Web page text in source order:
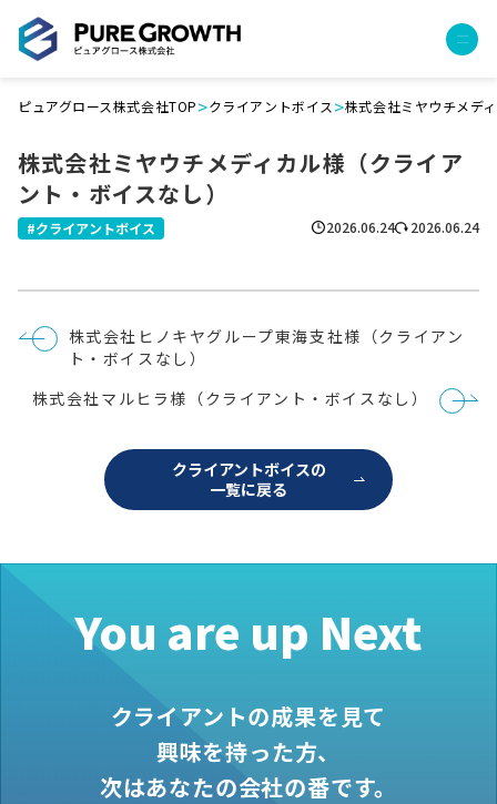
経営コンサルティング
PGハウス（住宅フランチャイズ）
広告運用代行
成功報酬型コストダウン
土地・顧客管理システム
事例
クライアントボイス
お役立ち情報
会社概要
お問い合わせ
ピュアグロース株式会社TOP>クライアントボイス >株式会社ミヤウチメデ
株式会社ミヤウチメディカル様（クライア
ント・ボイスなし）
2026.06.24 2026.06.24
クライアントボイス
投
稿
ゲ
株式会社ヒノキヤグループ東海支社様（クライアン
ト・ボイスなし）
株式会社マルヒラ様（クライアント・ボイスなし）
クライアントボイスの
一覧に戻る
You are up Next
クライアントの成果を見て
興味を持った方、
次はあなたの会社の番です。